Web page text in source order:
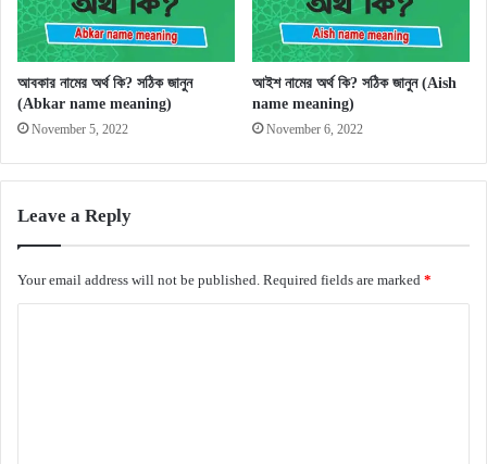
আবকার নামের অর্থ কি? সঠিক জানুন
(Abkar name meaning)
November 5, 2022
আইশ নামের অর্থ কি? সঠিক জানুন (Aish
name meaning)
November 6, 2022
Leave a Reply
Your email address will not be published. Required fields are marked *